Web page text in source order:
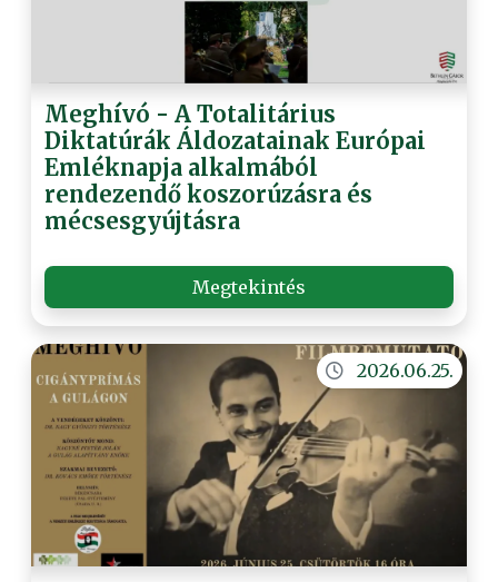
Meghívó - A Totalitárius
Diktatúrák Áldozatainak Európai
Emléknapja alkalmából
rendezendő koszorúzásra és
mécsesgyújtásra
Megtekintés
2026.06.25.